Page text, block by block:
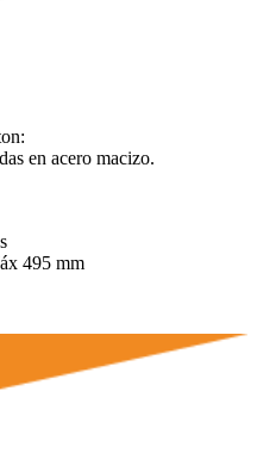
en acero macizo.
495 mm